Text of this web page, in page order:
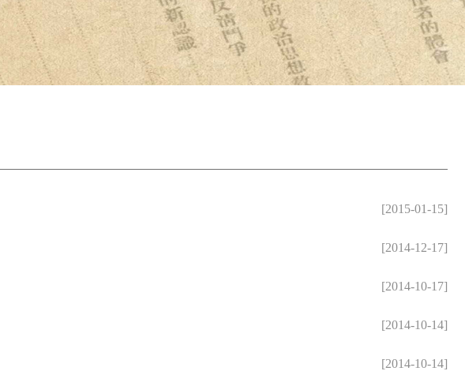
[2015-01-15]
[2014-12-17]
[2014-10-17]
[2014-10-14]
[2014-10-14]